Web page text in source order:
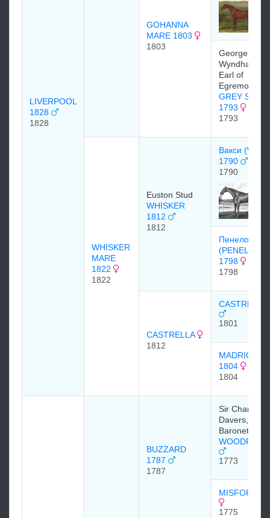
LIVERPOOL
1828
1828
GOHANNA
MARE 1803
1803
George
Wyndham,
Earl of
Egremont
GREY SKIM
1793
1793
WHISKER
MARE
1822
1822
Euston Stud
WHISKER
1812
1812
Вакси
1790
1790
Пенелоп
(PENELOPE)
1798
1798
CASTRELLA
1812
CASTREL
1801
MADRIGAL
1804
1804
BUZZARD
1787
1787
Sir Charles
Davers, 6th
Baronet
1773
1775